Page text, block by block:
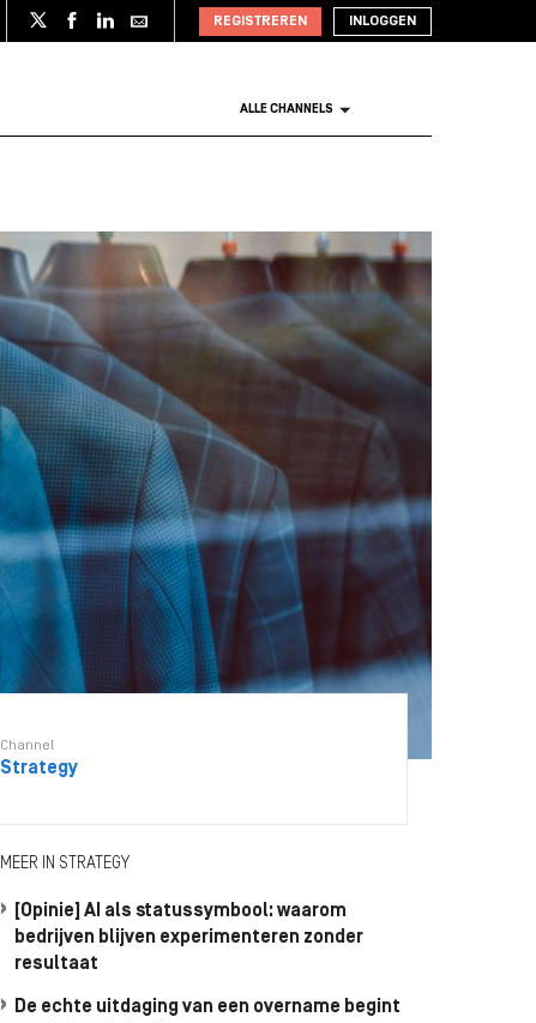
REGISTREREN INLOGGEN
ALLE CHANNELS
Channel
Strategy
MEER IN STRATEGY
[Opinie] AI als statussymbool: waarom
bedrijven blijven experimenteren zonder
resultaat
De echte uitdaging van een overname begint